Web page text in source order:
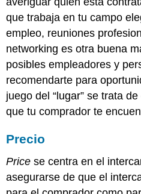
que trabaja en tu campo
empleo, reuniones
networking es otra buena
posibles empleadores y
recomendarte para
juego del “lugar” se trata
que tu comprador te
Precio
Price se centra en el
asegurarse de que el